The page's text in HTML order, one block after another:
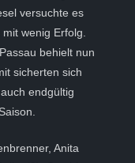
versuchte es
wenig Erfolg.
behielt nun
sicherten sich
endgültig
Anita